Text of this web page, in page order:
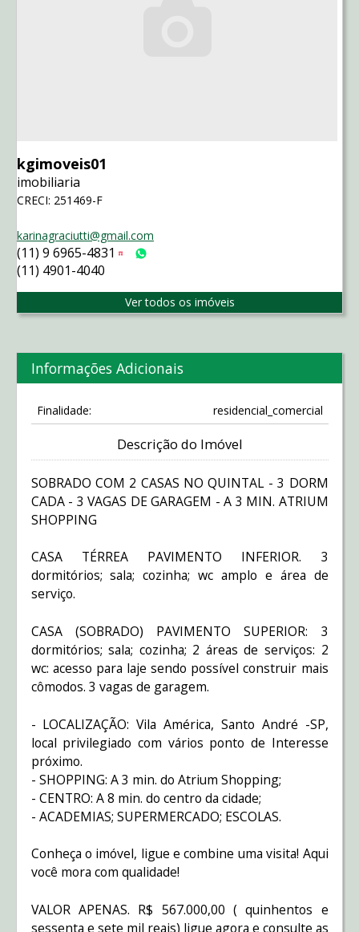
kgimoveis01
imobiliaria
CRECI: 251469-F
karinagraciutti@gmail.com
(11) 9 6965-4831 Tim
(11) 4901-4040
Ver todos os imóveis
Informações Adicionais
Finalidade: residencial_comercial
Descrição do Imóvel
SOBRADO COM 2 CASAS NO QUINTAL - 3 DORM
CADA - 3 VAGAS DE GARAGEM - A 3 MIN. ATRIUM
SHOPPING
CASA TÉRREA PAVIMENTO INFERIOR. 3
dormitórios; sala; cozinha; wc amplo e área de
serviço.
CASA (SOBRADO) PAVIMENTO SUPERIOR: 3
dormitórios; sala; cozinha; 2 áreas de serviços: 2
wc: acesso para laje sendo possível construir mais
cômodos. 3 vagas de garagem.
- LOCALIZAÇÃO: Vila América, Santo André -SP,
local privilegiado com vários ponto de Interesse
próximo.
- SHOPPING: A 3 min. do Atrium Shopping;
- CENTRO: A 8 min. do centro da cidade;
- ACADEMIAS; SUPERMERCADO; ESCOLAS.
Conheça o imóvel, ligue e combine uma visita! Aqui
você mora com qualidade!
VALOR APENAS. R$ 567.000,00 ( quinhentos e
sessenta e sete mil reais) ligue agora e consulte as